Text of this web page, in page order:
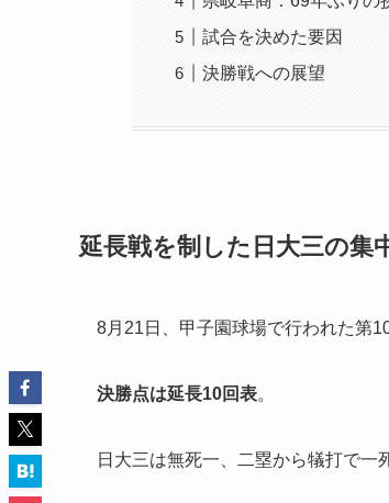
試合を決めた要因
決勝戦への展望
延長戦を制した日大三の集
8月21日、甲子園球場で行われた第
決勝点は延長10回表。
日大三は無死一、二塁から犠打で一